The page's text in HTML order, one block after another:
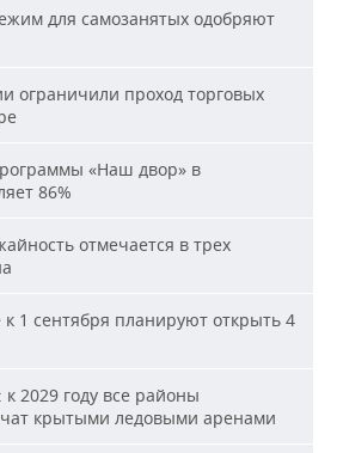
для самозанятых одобряют
ограничили проход торговых
«Наш двор» в
86%
отмечается в трех
к 1 сентября планируют открыть 4
2029 году все районы
крытыми ледовыми аренами